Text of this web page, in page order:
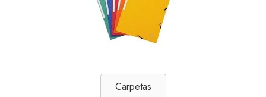
Carpetas